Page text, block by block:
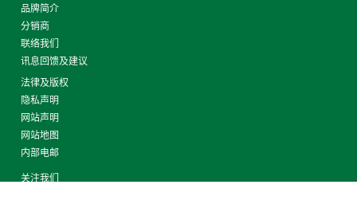
品牌简介
分销商
联络我们
讯息回馈及建议
法律及版权
隐私声明
网站声明
网站地图
内部电邮
关注我们